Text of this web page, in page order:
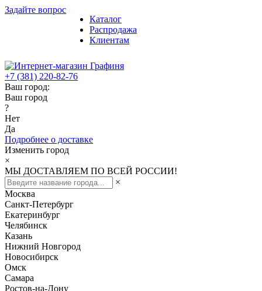
Задайте вопрос
Каталог
Распродажа
Клиентам
+7 (381) 220-82-76
Ваш город:
Ваш город
?
Нет
Да
Подробнее о доставке
Изменить город
×
МЫ ДОСТАВЛЯЕМ ПО ВСЕЙ РОССИИ!
×
Москва
Санкт-Петербург
Екатеринбург
Челябинск
Казань
Нижний Новгород
Новосибирск
Омск
Самара
Ростов-на-Дону